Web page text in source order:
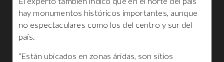
hay monumentos históricos importantes, aunque
no espectaculares como los del centro y sur del
país.
“Están ubicados en zonas áridas, son sitios